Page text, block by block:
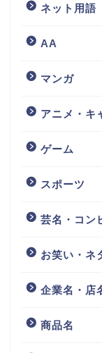
ネット用語
AA
マンガ
アニメ・キ
ゲーム
スポーツ
芸名・コン
お笑い・ネ
企業名・店
商品名